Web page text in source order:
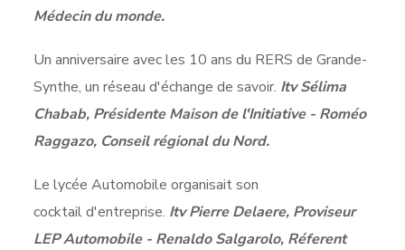
Médecin du monde.
Un anniversaire avec les 10 ans du RERS de Grande-
Synthe, un réseau d'échange de savoir. Itv Sélima
Chabab, Présidente Maison de l'Initiative - Roméo
Raggazo, Conseil régional du Nord.
Le lycée Automobile organisait son
cocktail d'entreprise. Itv Pierre Delaere, Proviseur
LEP Automobile - Renaldo Salgarolo, Réferent